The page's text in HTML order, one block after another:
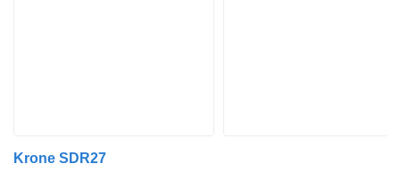
Krone SDR27